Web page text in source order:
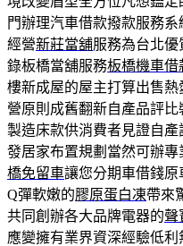
門辦理汽車借款撥款服務
經營新莊當舖服務為台北
錄板橋當舖服務板橋機車借
樓新成屋的屋主打算出售熱
營原則成舊翻新自產品評比
製造床款供消費者見證自
發居家布置規劃當然可辦
橋免留車讓您分期車借錢原
Q彈軟嫩的膠原蛋白凍帶來
共同創辦各大品牌電器的聲
應變擁有業界資深經驗低利